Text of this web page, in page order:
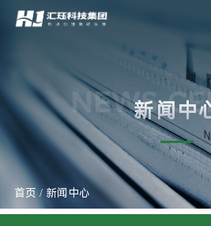
NEWS新闻中
首页/ 新闻中心